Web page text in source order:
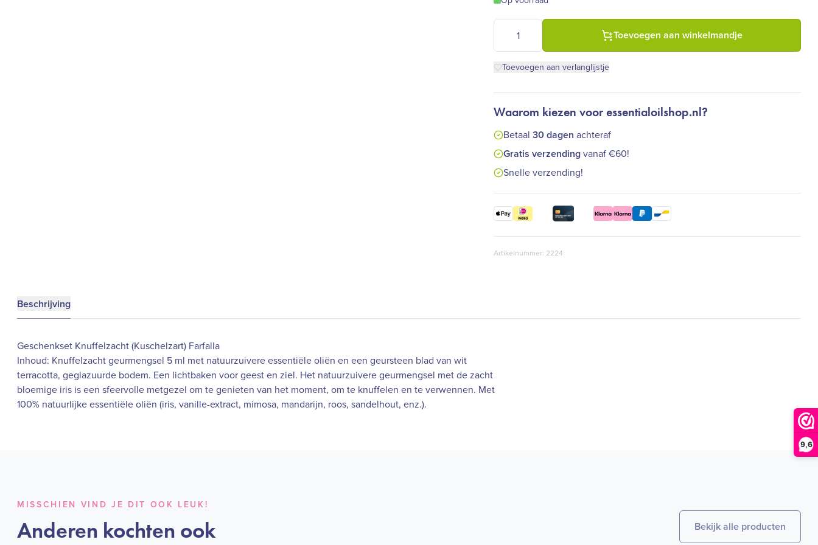
9,6
Farfalla - Geschenkset Knuffelzacht (Kuschelzart) aantal
Toevoegen aan winkelmandje
Toevoegen aan verlanglijstje
Waarom kiezen voor essentialoilshop.nl?
Betaal30 dagen achteraf
Gratis verzendingvanaf €60!
Snelle verzending!
Artikelnummer: 2224
Beschrijving
Geschenkset Knuffelzacht (Kuschelzart) Farfalla
Inhoud: Knuffelzacht geurmengsel 5 ml met natuurzuivere essentiële oliën en een geursteen blad van wit
terracotta, geglazuurde bodem. Een lichtbaken voor geest en ziel. Het natuurzuivere geurmengsel met de zacht
bloemige iris is een sfeervolle metgezel om te genieten van het moment, om te knuffelen en te verwennen. Met
100% natuurlijke essentiële oliën (iris, vanille-extract, mimosa, mandarijn, roos, sandelhout, enz.).
MISSCHIEN VIND JE DIT OOK LEUK!
Anderen kochten ook Bekijk alle producten